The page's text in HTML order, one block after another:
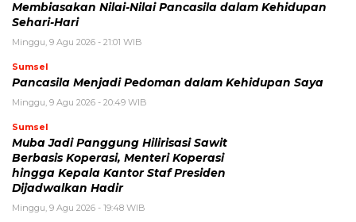
Membiasakan Nilai-Nilai Pancasila dalam Kehidupan
Sehari-Hari
Minggu, 9 Agu 2026 - 21:01 WIB
Sumsel
Pancasila Menjadi Pedoman dalam Kehidupan Saya
Minggu, 9 Agu 2026 - 20:49 WIB
Sumsel
Muba Jadi Panggung Hilirisasi Sawit
Berbasis Koperasi, Menteri Koperasi
hingga Kepala Kantor Staf Presiden
Dijadwalkan Hadir
Minggu, 9 Agu 2026 - 19:48 WIB